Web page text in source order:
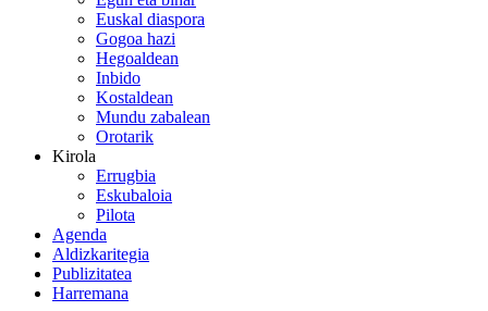
Euskal diaspora
Gogoa hazi
Hegoaldean
Inbido
Kostaldean
Mundu zabalean
Orotarik
Kirola
Errugbia
Eskubaloia
Pilota
Agenda
Aldizkaritegia
Publizitatea
Harremana